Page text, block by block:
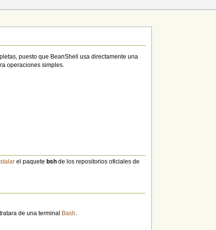
puesto que BeanShell usa directamente una
operaciones simples.
el paquete bsh de los repositorios oficiales de
de una terminal Bash